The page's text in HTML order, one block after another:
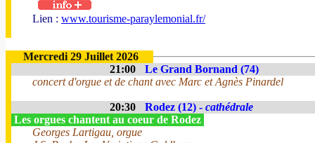
Lien : www.tourisme-paraylemonial.fr/
Mercredi 29 Juillet 2026
21:00
Le Grand Bornand (74)
concert d'orgue et de chant avec Marc et Agnès Pinardel
20:30 Rodez (12) - cathédrale
Les orgues chantent au coeur de Rodez
Georges Lartigau, orgue